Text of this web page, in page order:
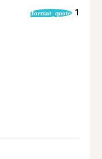
format_quote 1